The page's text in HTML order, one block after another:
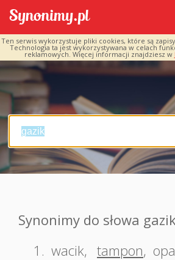
Ten serwis wykorzystuje pliki cookies, które są
Technologia ta jest wykorzystywana w celach
reklamowych. Więcej informacji znajdziesz w
Synonimy do słowa
1. wacik, tampon,